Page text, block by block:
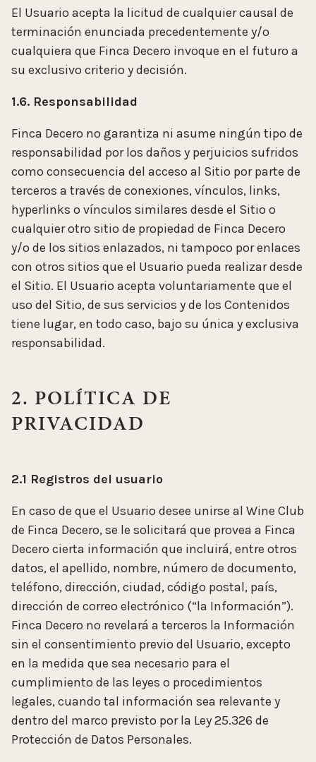
El Usuario acepta la licitud de cualquier causal de
terminación enunciada precedentemente y/o
cualquiera que Finca Decero invoque en el futuro a
su exclusivo criterio y decisión.
1.6. Responsabilidad
Finca Decero no garantiza ni asume ningún tipo de
responsabilidad por los daños y perjuicios sufridos
como consecuencia del acceso al Sitio por parte de
terceros a través de conexiones, vínculos, links,
hyperlinks o vínculos similares desde el Sitio o
cualquier otro sitio de propiedad de Finca Decero
y/o de los sitios enlazados, ni tampoco por enlaces
con otros sitios que el Usuario pueda realizar desde
el Sitio. El Usuario acepta voluntariamente que el
uso del Sitio, de sus servicios y de los Contenidos
tiene lugar, en todo caso, bajo su única y exclusiva
responsabilidad.
2. POLÍTICA DE
PRIVACIDAD
2.1 Registros del usuario
En caso de que el Usuario desee unirse al Wine Club
de Finca Decero, se le solicitará que provea a Finca
Decero cierta información que incluirá, entre otros
datos, el apellido, nombre, número de documento,
teléfono, dirección, ciudad, código postal, país,
dirección de correo electrónico (“la Información”).
Finca Decero no revelará a terceros la Información
sin el consentimiento previo del Usuario, excepto
en la medida que sea necesario para el
cumplimiento de las leyes o procedimientos
legales, cuando tal información sea relevante y
dentro del marco previsto por la Ley 25.326 de
Protección de Datos Personales.